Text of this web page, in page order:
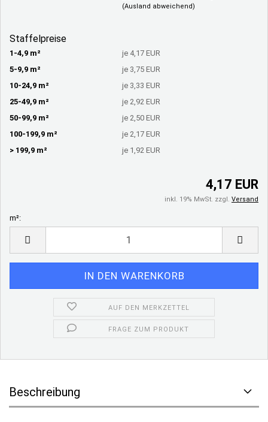
(Ausland abweichend)
Staffelpreise
1-4,9 m²
je 4,17 EUR
5-9,9 m²
je 3,75 EUR
10-24,9 m²
je 3,33 EUR
25-49,9 m²
je 2,92 EUR
50-99,9 m²
je 2,50 EUR
100-199,9 m²
je 2,17 EUR
> 199,9 m²
je 1,92 EUR
4,17 EUR
inkl. 19% MwSt. zzgl. Versand
m²:
AUF DEN MERKZETTEL
FRAGE ZUM PRODUKT
Beschreibung